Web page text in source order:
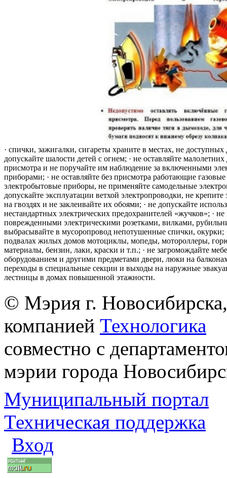
· спички, зажигалки, сигареты храните в местах, не доступных
допускайте шалости детей с огнем; · не оставляйте малолетних
присмотра и не поручайте им наблюдение за включенными
приборами; · не оставляйте без присмотра работающие
электробытовые приборы, не применяйте самодельные
допускайте эксплуатации ветхой электропроводки, не крепите
на гвоздях и не заклеивайте их обоями; · не допускайте
нестандартных электрических предохранителей «жучков»; · не
поврежденными электрическими розетками, вилками,
выбрасывайте в мусоропровод непотушенные спички, окурки;
подвалах жилых домов мотоциклы, мопеды, мотороллеры,
материалы, бензин, лаки, краски и т.п.; · не загромождайте
оборудованием и другими предметами двери, люки на
переходы в специальные секции и выходы на наружные
лестницы в домах повышенной этажности.
© Мэрия г.
компанией Технологика
совместно с
мэрии города
Муниципальный портал
Техническая поддержка
Вход